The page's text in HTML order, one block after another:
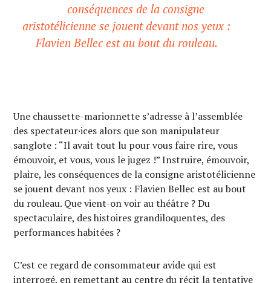
conséquences de la consigne
aristotélicienne se jouent devant nos yeux :
Flavien Bellec est au bout du rouleau.
Une chaussette-marionnette s’adresse à l’assemblée
des spectateur·ices alors que son manipulateur
sanglote : “Il avait tout lu pour vous faire rire, vous
émouvoir, et vous, vous le jugez !” Instruire, émouvoir,
plaire, les conséquences de la consigne aristotélicienne
se jouent devant nos yeux : Flavien Bellec est au bout
du rouleau. Que vient-on voir au théâtre ? Du
spectaculaire, des histoires grandiloquentes, des
performances habitées ?
C’est ce regard de consommateur avide qui est
interrogé, en remettant au centre du récit la tentative